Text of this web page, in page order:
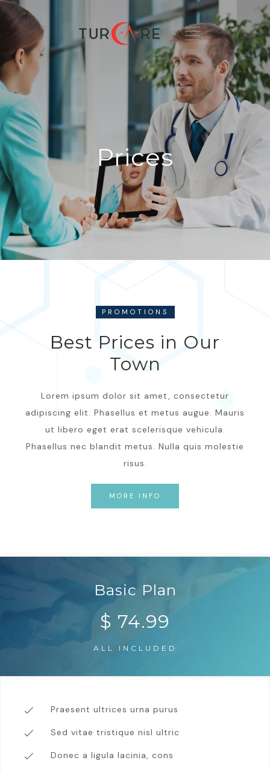
Prices
PROMOTIONS
Best Prices in Our
Town
Lorem ipsum dolor sit amet, consectetur
adipiscing elit. Phasellus et metus augue. Mauris
ut libero eget erat scelerisque vehicula.
Phasellus nec blandit metus. Nulla quis molestie
risus.
MORE INFO
Basic Plan
$ 74.99
ALL INCLUDED
Praesent ultrices urna purus
Sed vitae tristique nisl ultric
Donec a ligula lacinia, cons